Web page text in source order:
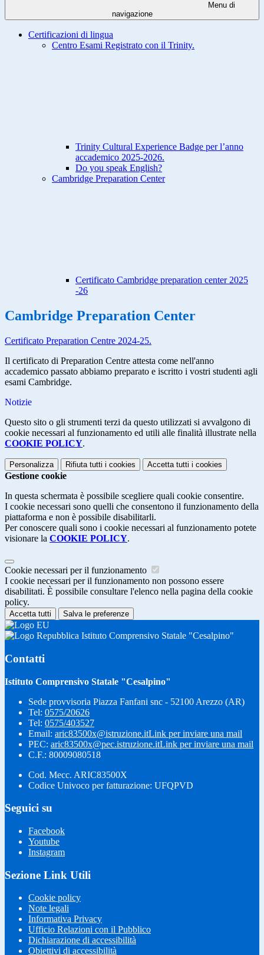
Menu di
navigazione
Certificazioni di lingua
Centro Esami Registrato con il Trinity.
Trinity Cultural Experience Badge per l’anno
accademico 2025-2026.
Do you speak English?
Cambridge Preparation Center
Certificato Cambridge preparation center 2025
-26
Cambridge Preparation Center
Certificato Preparation Centre 2024-25.
Il certificato di Preparation Centre attesta come nell'anno
accademico passato abbiamo preparato e iscritto i vostri studenti agli
esami Cambridge.
Notizie
Questo sito o gli strumenti terzi da questo utilizzati si avvalgono di
cookie necessari al funzionamento ed utili alle finalità illustrate nella
COOKIE POLICY.
Personalizza Rifiuta tutti i cookies Accetta tutti i cookies
Gestione cookie
In questa schermata è possibile scegliere quali cookie consentire.
I cookie necessari sono quelli che consentono il funzionamento della
piattaforma e non è possibile disabilitarli.
Per conoscere quali sono i cookie necessari al funzionamento potete
visionare la COOKIE POLICY.
Cookie necessari per il funzionamento
I cookie necessari per il funzionamento non possono essere
disabilitati. È possibile consultare l'elenco nella pagina della cookie
policy.
Accetta tutti Salva le preferenze
Istituto Comprensivo Statale "Cesalpino"
Contatti
Istituto Comprensivo Statale "Cesalpino"
Sede provvisoria Piazza Fanfani snc - 52100 Arezzo (AR)
Tel: 0575/20626
Tel: 0575/403527
Email: aric83500x@istruzione.itLink per inviare una mail
PEC: aric83500x@pec.istruzione.itLink per inviare una mail
C.F.: 80009080518
Cod. Mecc. ARIC83500X
Codice Univoco per fatturazione: UFQPVD
Seguici su
Facebook
Youtube
Instagram
Sezione Link Utili
Cookie policy
Note legali
Informativa Privacy
Ufficio Relazioni con il Pubblico
Dichiarazione di accessibilità
Obiettivi di accessibilità